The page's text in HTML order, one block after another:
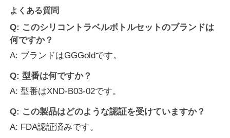
よくある質問
Q: このシリコントラベルボトルセットのブランドは
何ですか？
A: ブランドはGGGoldです。
Q: 型番は何ですか？
A: 型番はXND-B03-02です。
Q: この製品はどのような認証を受けていますか？
A: FDA認証済みです。